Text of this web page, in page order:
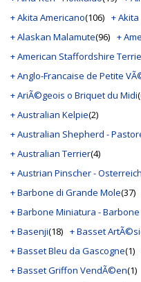
+ Akita Americano(106) + Akita
+ Alaskan Malamute(96) +
+ American Staffordshire
+ Anglo-Francaise de Petite
+ AriÃ©geois o Briquet du Midi
+ Australian Kelpie(2)
+ Australian Shepherd -
+ Australian Terrier(4)
+ Austrian Pinscher -
+ Barbone di Grande Mole(37)
+ Barbone Miniatura - Barbone
+ Basenji(18) + Basset
+ Basset Bleu da Gascogne(1)
+ Basset Griffon VendÃ©en(1)